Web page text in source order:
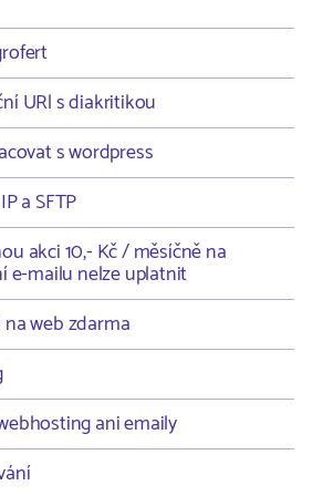
URl s diakritikou
s wordpress
a SFTP
akci 10,- Kč / měsíčně na
e-mailu nelze uplatnit
web zdarma
ani emaily